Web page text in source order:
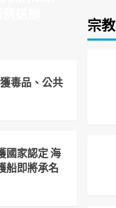
送辦
毒品、公共
國家認定 海
船即將承名
宗教